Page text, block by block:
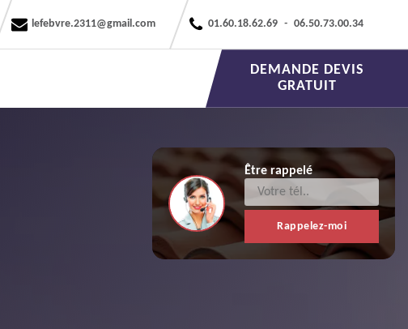
lefebvre.2311@gmail.com 01.60.18.62.69 - 06.50.73.00.34
DEMANDE DEVIS
GRATUIT
Être rappelé